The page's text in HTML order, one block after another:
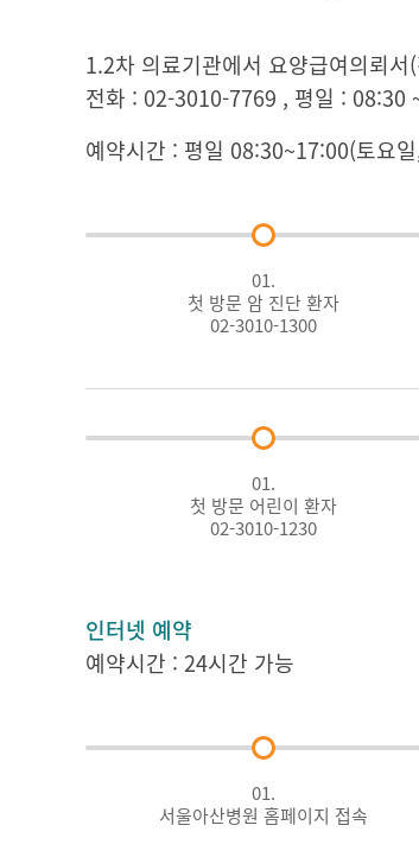
1.2차 의료기관에서 요양급여의뢰
전화 : 02-3010-7769 , 평일 : 08:30
예약시간 : 평일 08:30~17:00(토요
01.
첫 방문 암 진단 환자
02-3010-1300
01.
첫 방문 어린이 환자
02-3010-1230
인터넷 예약
예약시간 : 24시간 가능
01.
서울아산병원 홈페이지 접속